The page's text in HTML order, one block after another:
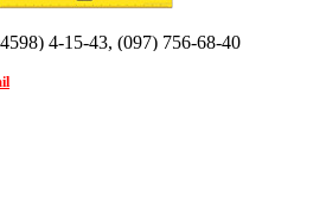
4-15-43, (097) 756-68-40